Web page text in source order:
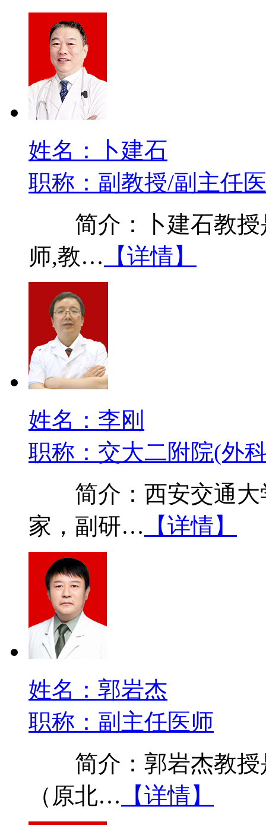
姓名：卜建石
职称：副教授/副主任
简介：卜建石教授
师,教… 【详情】
姓名：李刚
职称：交大二附院(外
简介：西安交通大
家，副研… 【详情】
姓名：郭岩杰
职称：副主任医师
简介：郭岩杰教授
（原北… 【详情】